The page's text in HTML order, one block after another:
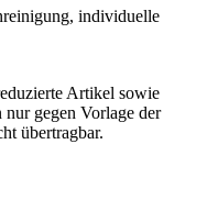
individuelle
Artikel sowie
gegen Vorlage der
übertragbar.